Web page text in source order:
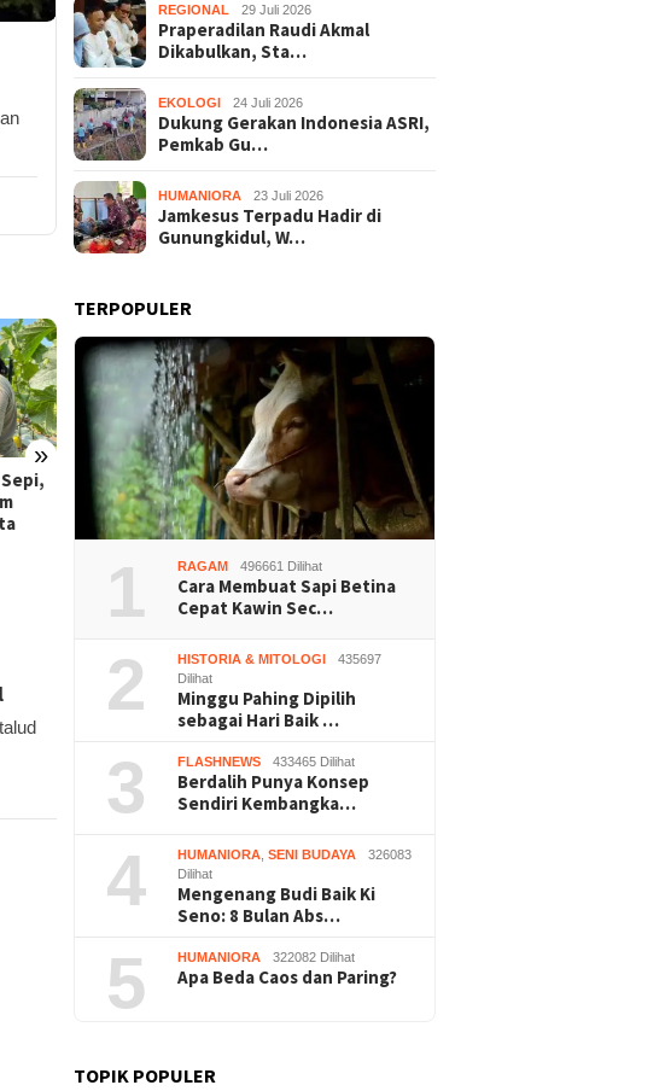
»
Praperadilan Raudi Akmal
Dikabulkan, Status
Tersangka Gugur
Dukung Gerakan Indonesia
ASRI, Pemkab Gunungkidul
Gelar Korve Kolaborasi
Bersihkan Sungai Kota
REGIONAL 29 Juli 2026
Praperadilan Raudi Akmal
Dikabulkan, Sta…
EKOLOGI 24 Juli 2026
Dukung Gerakan Indonesia ASRI,
Pemkab Gu…
HUMANIORA 23 Juli 2026
Jamkesus Terpadu Hadir di
Gunungkidul, W…
TERPOPULER
1 RAGAM 496661 Dilihat
Cara Membuat Sapi Betina
Cepat Kawin Sec…
2 HISTORIA & MITOLOGI
435697
Dilihat
Minggu Pahing Dipilih
sebagai Hari Baik …
3 FLASHNEWS 433465 Dilihat
Berdalih Punya Konsep
Sendiri Kembangka…
4 HUMANIORA ,SENI BUDAYA
326083
Dilihat
Mengenang Budi Baik Ki
Seno: 8 Bulan Abs…
5 HUMANIORA 322082 Dilihat
Apa Beda Caos dan Paring?
TOPIK POPULER